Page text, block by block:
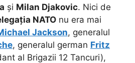
și Milan Djakovic. Nici de
NATO nu era mai
Jackson, generalul
, generalul german Fritz
al Brigazii 12 Tancuri),